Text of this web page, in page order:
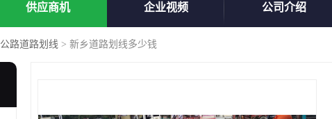
供应商机 企业视频 公司介绍
公路道路划线 > 新乡道路划线多少钱